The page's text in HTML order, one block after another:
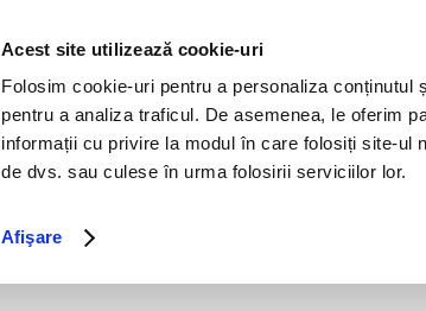
Acest site utilizează cookie-uri
Folosim cookie-uri pentru a personaliza
pentru a analiza traficul. De asemenea, le oferim
informații cu privire la modul în care folosiți site-ul
de dvs. sau culese în urma folosirii serviciilor lor.
Afişare